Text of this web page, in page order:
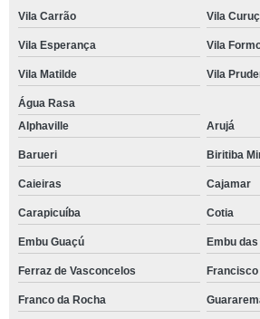
Vila Carrão Vila
Vila Esperança Vila
Vila Matilde Vila
Água Rasa
Alphaville
Arujá
Barueri Biritiba
Caieiras Cajamar
Carapicuíba Cotia
Embu Guaçú Embu
Ferraz de Vasconcelos
Franco da Rocha